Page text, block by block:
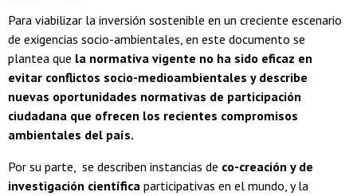
Para viabilizar la inversión sostenible en un creciente escenario
de exigencias socio-ambientales, en este documento se
plantea que la normativa vigente no ha sido eficaz en
evitar conflictos socio-medioambientales y describe
nuevas oportunidades normativas de participación
ciudadana que ofrecen los recientes compromisos
ambientales del país.
Por su parte, se describen instancias de co-creación y de
investigación científica participativas en el mundo, y la